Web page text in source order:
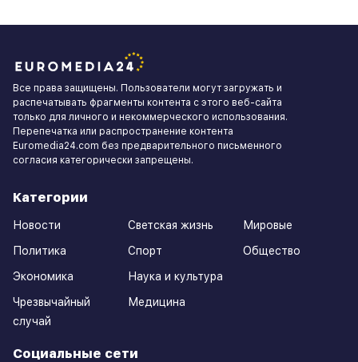
Все права защищены. Пользователи могут загружать и
распечатывать фрагменты контента с этого веб-сайта
только для личного и некоммерческого использования.
Перепечатка или распространение контента
Euromedia24.com без предварительного письменного
согласия категорически запрещены.
Категории
Новости
Политика
Экономика
Чрезвычайный
случай
Светская жизнь
Спорт
Наука и культура
Медицина
Мировые
Общество
Социальные сети